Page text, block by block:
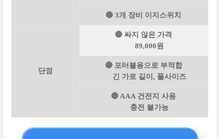
🔵 3개 장비 이지스위치
단점
🔴 싸지 않은 가격
89,000원
🔴 포터블용으로 부적합
긴 가로 길이, 풀사이즈
🔴 AAA 건전지 사용
충전 불가능